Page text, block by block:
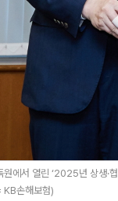
에서 열린 ‘2025년 상생·
KB손해보험)